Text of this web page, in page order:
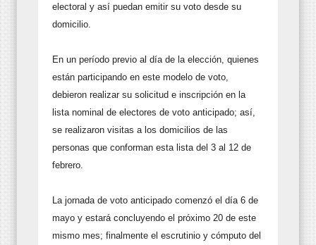
electoral y así puedan emitir su voto desde su
domicilio.
En un período previo al día de la elección, quienes
están participando en este modelo de voto,
debieron realizar su solicitud e inscripción en la
lista nominal de electores de voto anticipado; así,
se realizaron visitas a los domicilios de las
personas que conforman esta lista del 3 al 12 de
febrero.
La jornada de voto anticipado comenzó el día 6 de
mayo y estará concluyendo el próximo 20 de este
mismo mes; finalmente el escrutinio y cómputo del